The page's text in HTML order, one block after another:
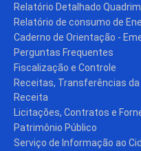
Relatório Detalhado
Relatório de consumo de
Caderno de Orientação -
Perguntas Frequentes
Fiscalização e Controle
Receitas, Transferências da
Receita
Licitações, Contratos e
Patrimônio Público
Serviço de Informação ao